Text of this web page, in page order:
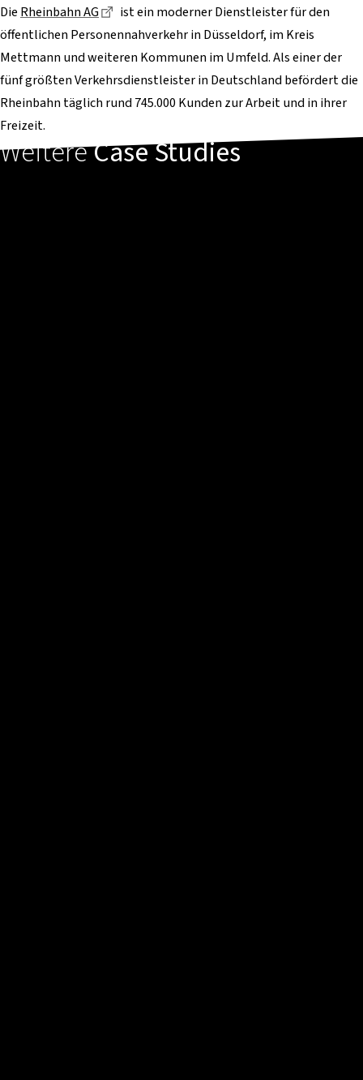
Die Rheinbahn AG Dieser Link führt zu einer externen Seite
ist ein moderner Dienstleister für den
öffentlichen Personennahverkehr in Düsseldorf, im Kreis
Mettmann und weiteren Kommunen im Umfeld. Als einer der
fünf größten Verkehrsdienstleister in Deutschland befördert die
Rheinbahn täglich rund 745.000 Kunden zur Arbeit und in ihrer
Freizeit.
WeitereCase Studies